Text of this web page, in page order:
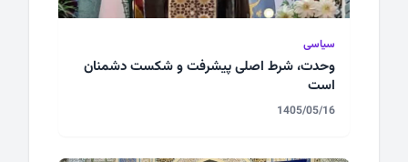
سیاسی
وحدت، شرط اصلی پیشرفت و شکست دشمنان
است
1405/05/16